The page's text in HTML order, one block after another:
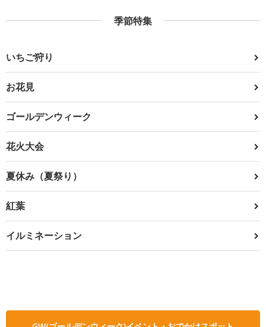
季節特集
いちご狩り
お花見
ゴールデンウィーク
花火大会
夏休み（夏祭り）
紅葉
イルミネーション